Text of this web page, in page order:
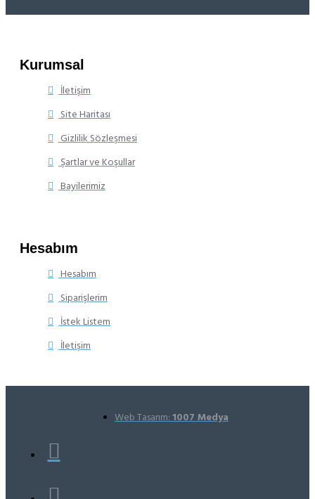
Kurumsal
İletişim
Site Haritası
Gizlilik Sözleşmesi
Şartlar ve Koşullar
Bayilerimiz
Hesabım
Hesabım
Siparişlerim
İstek Listem
İletişim
Web Tasarım: 1007 Medya